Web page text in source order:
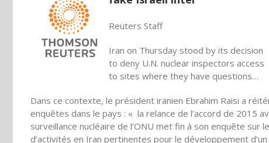
Reuters Staff
Iran on Thursday stood by its decision
to deny U.N. nuclear inspectors access
to sites where they have questions…
Dans ce contexte, le président iranien Ebrahim Raisi a
enquêtes dans le pays : « la relance de l’accord de 2015
surveillance nucléaire de l’ONU met fin à son enquête sur
d’activités en Iran pertinentes pour le développement